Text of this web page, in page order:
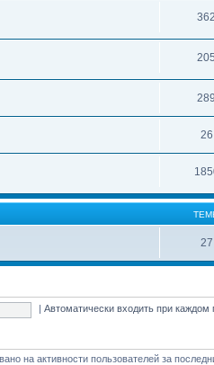
362
205
289
26
27
|Автоматически входить при
на активности пользователей за